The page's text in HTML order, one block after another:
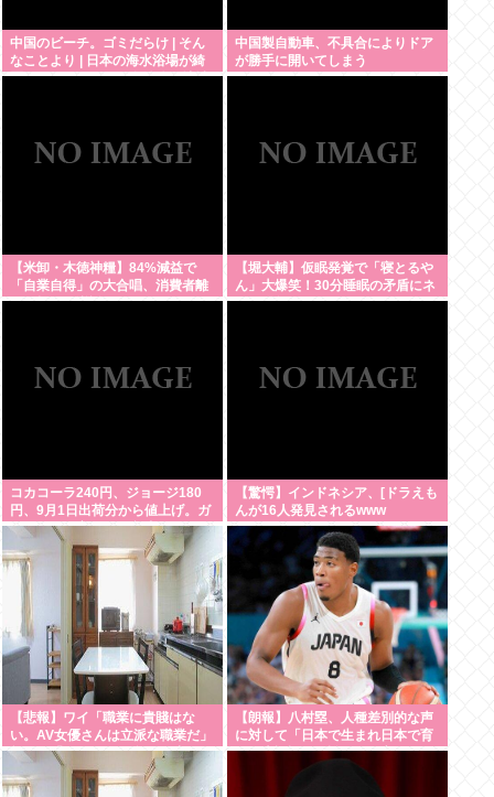
中国のビーチ。ゴミだらけ | そん
なことより | 日本の海水浴場が綺
麗に保たれてるのは自治体と地域
中国製自動車、不具合によりドア
が勝手に開いてしまう
【米卸・木徳神糧】84%減益で
「自業自得」の大合唱、消費者離
れが招いた逆説
【堀大輔】仮眠発覚で「寝とるや
ん」大爆笑！30分睡眠の矛盾にネ
ット騒然
コカコーラ240円、ジョージ180
円、9月1日出荷分から値上げ。ガ
ソリンより高いとか意味不明すぎ
【驚愕】インドネシア、[ドラえも
んが16人発見されるwww
【悲報】ワイ「職業に貴賤はな
い。AV女優さんは立派な職業だ」
敵さん「じゃあ君の娘がAV出ても
ええの？」www
【朗報】八村塁、人種差別的な声
に対して「日本で生まれ日本で育
ち日本語話す。誰に何を言われよ